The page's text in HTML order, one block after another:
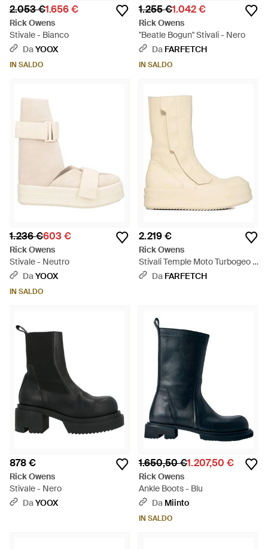
2.053 €1.656 €
Rick Owens
Stivale - Bianco
DaYOOX
IN SALDO
1.255 €1.042 €
Rick Owens
"Beatle Bogun" Stivali - Nero
Da FARFETCH
IN SALDO
1.236 €603 €
Rick Owens
Stivale - Neutro
DaYOOX
IN SALDO
2.219 €
Rick Owens
Stivali Temple Moto Turbogeo -
Neutro
Da FARFETCH
878 €
Rick Owens
Stivale - Nero
DaYOOX
1.650,50 €1.207,50 €
Rick Owens
Ankle Boots - Blu
Da Miinto
IN SALDO